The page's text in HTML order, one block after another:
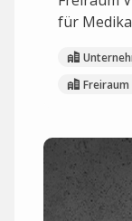
für
Freiraum